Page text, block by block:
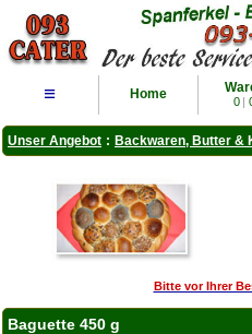
≡ Home 0 |
Unser Angebot : Backwaren, Butter &
Bitte vor Ihrer
Baguette 450 g